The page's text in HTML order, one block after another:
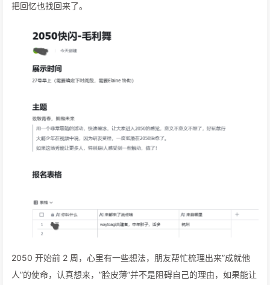
把回忆也找回来了。
2050 开始前 2 周，心里有一些想法，朋友帮忙梳理出来”成就他
人”的使命，认真想来，”脸皮薄”并不是阻碍自己的理由，如果能让